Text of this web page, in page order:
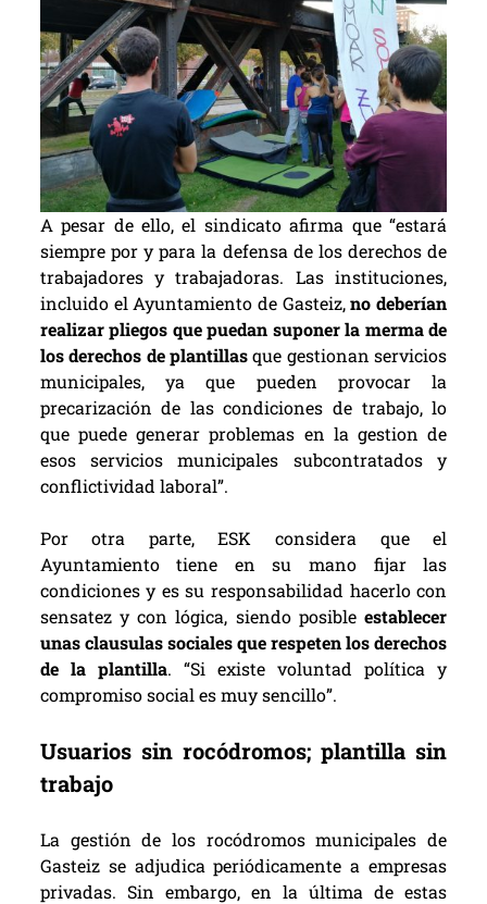
A pesar de ello, el sindicato afirma que “estará
siempre por y para la defensa de los derechos de
trabajadores y trabajadoras. Las instituciones,
incluido el Ayuntamiento de Gasteiz,no deberían
realizar pliegos que puedan suponer la merma de
los derechos de plantillasque gestionan servicios
municipales, ya que pueden provocar la
precarización de las condiciones de trabajo, lo
que puede generar problemas en la gestion de
esos servicios municipales subcontratados y
conflictividad laboral”.
Por otra parte, ESK considera que el
Ayuntamiento tiene en su mano fijar las
condiciones y es su responsabilidad hacerlo con
sensatez y con lógica, siendo posibleestablecer
unas clausulas sociales que respeten los derechos
de la plantilla. “Si existe voluntad política y
compromiso social es muy sencillo”.
Usuarios sin rocódromos; plantilla sin
trabajo
La gestión de los rocódromos municipales de
Gasteiz se adjudica periódicamente a empresas
privadas. Sin embargo, en la última de estas